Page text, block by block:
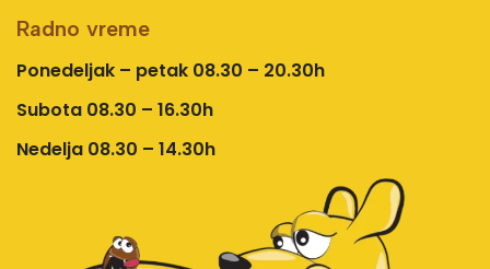
Radno vreme
Ponedeljak – petak 08.30 – 20.30h
Subota 08.30 – 16.30h
Nedelja 08.30 – 14.30h